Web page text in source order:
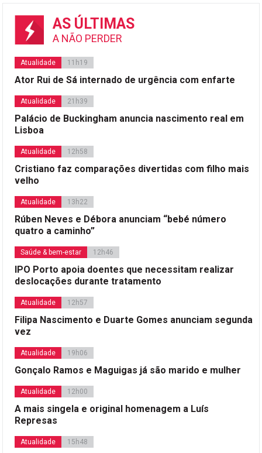
AS ÚLTIMAS
A NÃO PERDER
Atualidade 11h19
Ator Rui de Sá internado de urgência com enfarte
Atualidade 21h39
Palácio de Buckingham anuncia nascimento real em
Lisboa
Atualidade 12h58
Cristiano faz comparações divertidas com filho mais
velho
Atualidade 13h22
Rúben Neves e Débora anunciam “bebé número
quatro a caminho”
Saúde & bem-estar 12h46
IPO Porto apoia doentes que necessitam realizar
deslocações durante tratamento
Atualidade 12h57
Filipa Nascimento e Duarte Gomes anunciam segunda
vez
Atualidade 19h06
Gonçalo Ramos e Maguigas já são marido e mulher
Atualidade 12h00
A mais singela e original homenagem a Luís
Represas
Atualidade 15h48